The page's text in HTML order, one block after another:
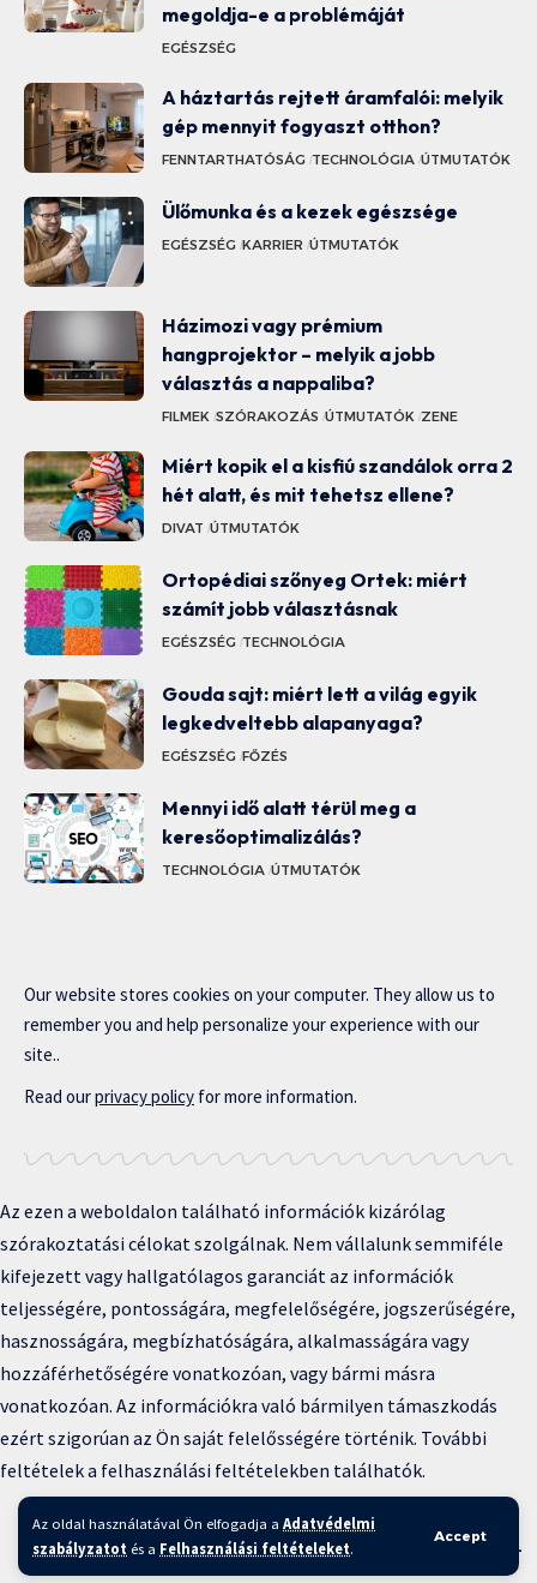
Az oldal használatával Ön elfogadja a Adatvédelmi
szabályzatot és a Felhasználási feltételeket.
Accept
megoldja-e a problémáját
EGÉSZSÉG
A háztartás rejtett áramfalói: melyik
gép mennyit fogyaszt otthon?
FENNTARTHATÓSÁG TECHNOLÓGIA ÚTMUTATÓK
Ülőmunka és a kezek egészsége
EGÉSZSÉG KARRIER ÚTMUTATÓK
Házimozi vagy prémium
hangprojektor – melyik a jobb
választás a nappaliba?
FILMEK SZÓRAKOZÁS ÚTMUTATÓK ZENE
Miért kopik el a kisfiú szandálok orra 2
hét alatt, és mit tehetsz ellene?
DIVAT ÚTMUTATÓK
Ortopédiai szőnyeg Ortek: miért
számít jobb választásnak
EGÉSZSÉG TECHNOLÓGIA
Gouda sajt: miért lett a világ egyik
legkedveltebb alapanyaga?
EGÉSZSÉG FŐZÉS
Mennyi idő alatt térül meg a
keresőoptimalizálás?
TECHNOLÓGIA ÚTMUTATÓK
Our website stores cookies on your computer. They allow us to
remember you and help personalize your experience with our
site..
Read ourprivacy policy for more information.
Az ezen a weboldalon található információk kizárólag
szórakoztatási célokat szolgálnak. Nem vállalunk semmiféle
kifejezett vagy hallgatólagos garanciát az információk
teljességére, pontosságára, megfelelőségére, jogszerűségére,
hasznosságára, megbízhatóságára, alkalmasságára vagy
hozzáférhetőségére vonatkozóan, vagy bármi másra
vonatkozóan. Az információkra való bármilyen támaszkodás
ezért szigorúan az Ön saját felelősségére történik. További
feltételek a felhasználási feltételekben találhatók.
Copyright © 2025 BFKH.hu
Felhasználási feltételek –Adatvédelmi irányelvek – Kapcsolat –